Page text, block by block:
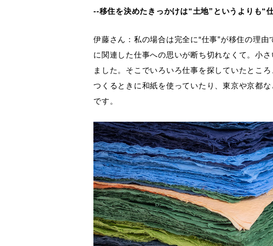
--移住を決めたきっかけは“土地”というよりも“
伊藤さん：私の場合は完全に“仕事”が移住の理
に関連した仕事への思いが断ち切れなくて。小
ました。そこでいろいろ仕事を探していたとこ
つくるときに和紙を使っていたり、東京や京都
です。